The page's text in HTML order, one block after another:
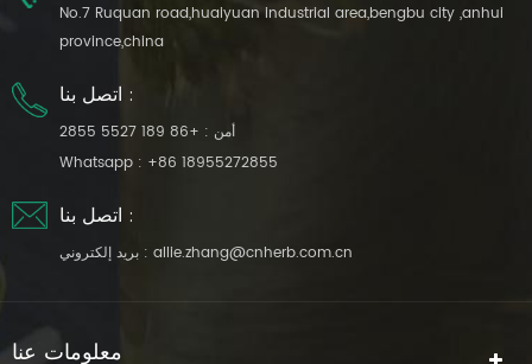
No.7 Ruquan road,huaiyuan industrial area,bengbu city ,anhui
province,china
اتصل بنا :
أمن : +86 189 5527 2855
Whatsapp : +86 18955272855
اتصل بنا :
بريد إلكتروني : allie.zhang@cnherb.com.cn
معلومات عنا